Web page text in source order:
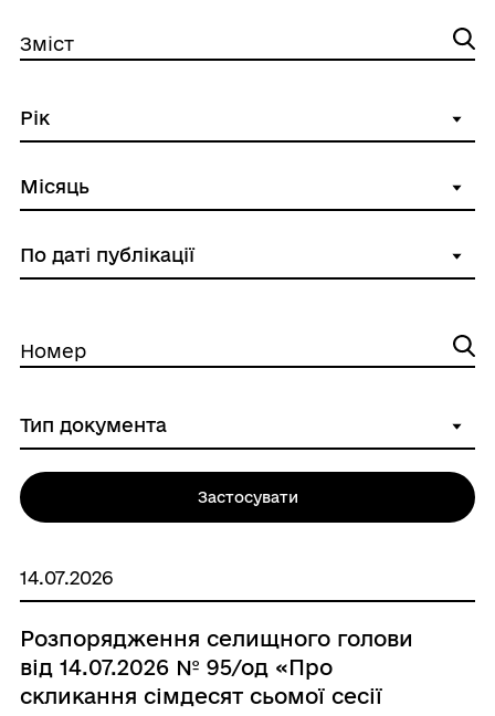
14.07.2026
Розпорядження селищного голови
від 14.07.2026 № 95/од «Про
скликання сімдесят сьомої сесії
Зміст
Номер
Застосувати